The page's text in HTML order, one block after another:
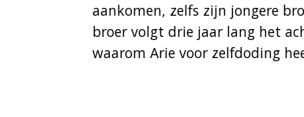
aankomen, zelfs zijn jongere
broer volgt drie jaar lang het
waarom Arie voor zelfdoding